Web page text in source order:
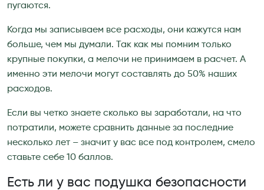
пугаются.
Когда мы записываем все расходы, они кажутся нам
больше, чем мы думали. Так как мы помним только
крупные покупки, а мелочи не принимаем в расчет. А
именно эти мелочи могут составлять до 50% наших
расходов.
Если вы четко знаете сколько вы заработали, на что
потратили, можете сравнить данные за последние
несколько лет – значит у вас все под контролем, смело
ставьте себе 10 баллов.
Есть ли у вас подушка безопасности